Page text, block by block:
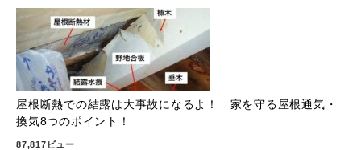
屋根断熱での結露は大事故になるよ！ 家を守る屋根通気・
換気8つのポイント！
87,817ビュー